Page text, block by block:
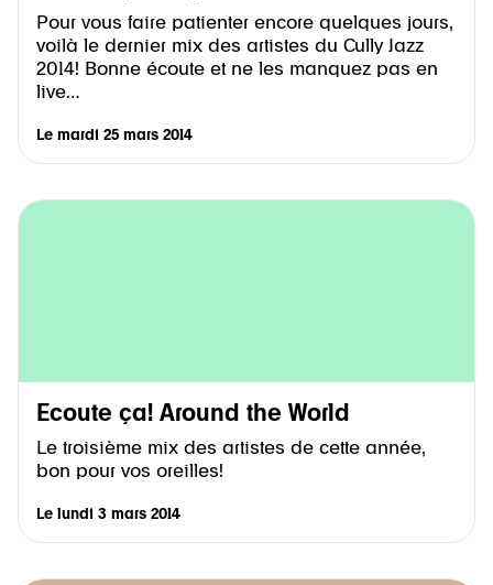
Pour vous faire patienter encore quelques jours,
voilà le dernier mix des artistes du Cully Jazz
2014! Bonne écoute et ne les manquez pas en
live…
Le mardi 25 mars 2014
Ecoute ça! Around the World
Le troisième mix des artistes de cette année,
bon pour vos oreilles!
Le lundi 3 mars 2014